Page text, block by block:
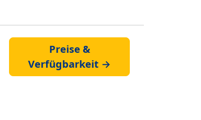
Preise &
Verfügbarkeit →